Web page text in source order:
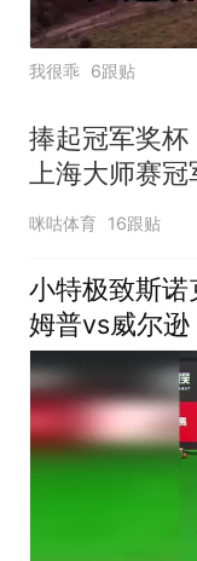
我很乖 6跟贴
捧起冠军奖杯
上海大师赛冠
咪咕体育 16跟贴
小特极致斯
姆普vs威尔